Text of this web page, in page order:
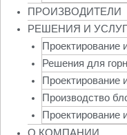
ПРОИЗВОДИТЕЛИ
РЕШЕНИЯ И
Решения для
Проектирование
Производство
Проектирование
О КОМПАНИИ